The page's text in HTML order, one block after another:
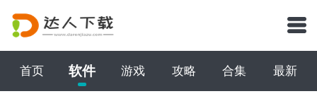
首页 软件 游戏 攻略 合集 最新